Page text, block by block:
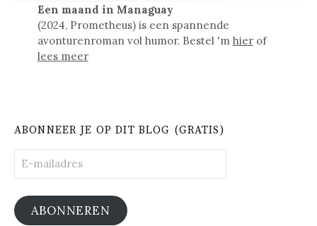
Een maand in Managuay
(2024, Prometheus) is een spannende
avonturenroman vol humor. Bestel 'm hierof
lees meer
ABONNEER JE OP DIT BLOG (GRATIS)
mailadres
ABONNEREN